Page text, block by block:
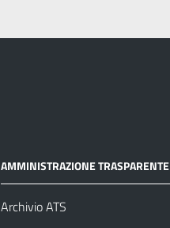
AMMINISTRAZIONE TRASPARENTE
Archivio ATS